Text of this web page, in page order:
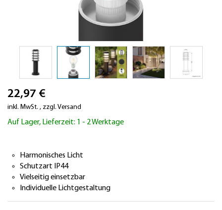
Anfang
der
springen
22,97 €
inkl. MwSt. , zzgl. Versand
Auf Lager, Lieferzeit: 1 - 2 Werktage
Harmonisches Licht
Schutzart IP44
Vielseitig einsetzbar
Individuelle Lichtgestaltung